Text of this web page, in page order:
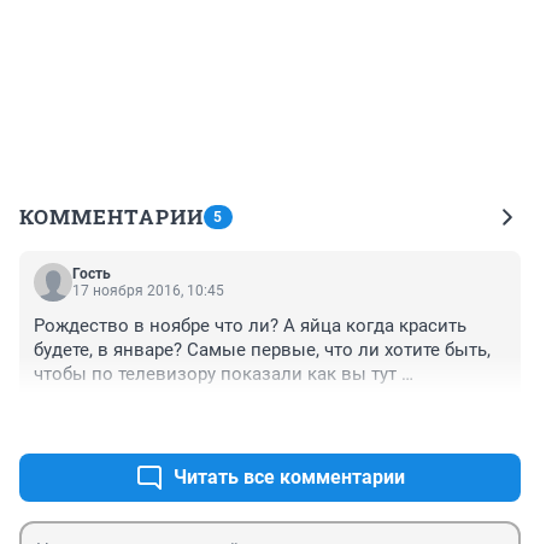
КОММЕНТАРИИ 5
Гость
17 ноября 2016, 10:45
Рождество в ноябре что ли? А яйца когда красить
будете, в январе? Самые первые, что ли хотите быть,
чтобы по телевизору показали как вы тут
Читать все комментарии